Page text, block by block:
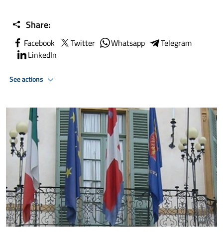
Share:
Facebook Twitter Whatsapp
Telegram
LinkedIn
See actions